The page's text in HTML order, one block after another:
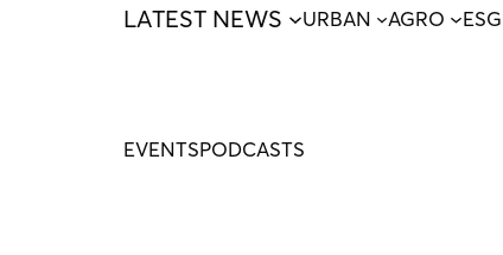
LATEST NEWS URBAN AGRO ESG
EVENTSPODCASTS